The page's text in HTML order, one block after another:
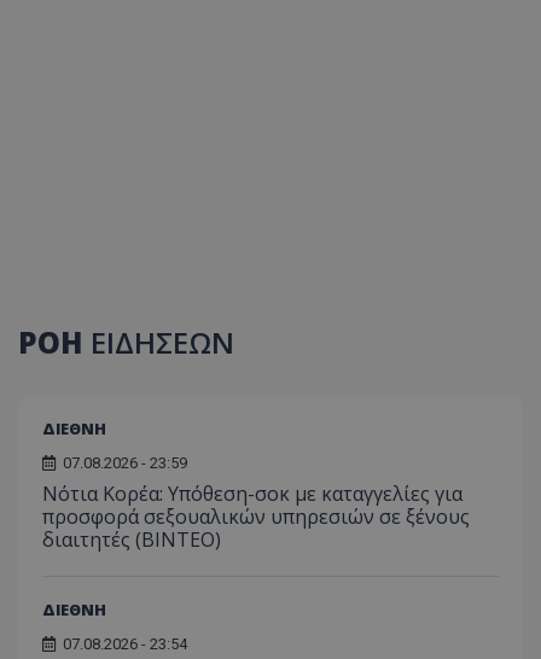
ΡΟΗ ΕΙΔΗΣΕΩΝ
ΔΙΕΘΝΗ
07.08.2026 - 23:59
Νότια Κορέα: Υπόθεση-σοκ με καταγγελίες για
προσφορά σεξουαλικών υπηρεσιών σε ξένους
διαιτητές (BINTEO)
ΔΙΕΘΝΗ
07.08.2026 - 23:54